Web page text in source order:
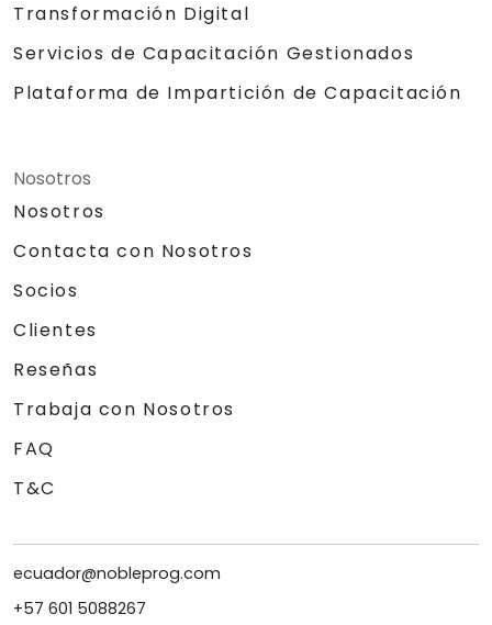
Transformación Digital
Servicios de Capacitación Gestionados
Plataforma de Impartición de Capacitación
Nosotros
Nosotros
Contacta con Nosotros
Socios
Clientes
Reseñas
Trabaja con Nosotros
FAQ
T&C
ecuador@nobleprog.com
+57 601 5088267